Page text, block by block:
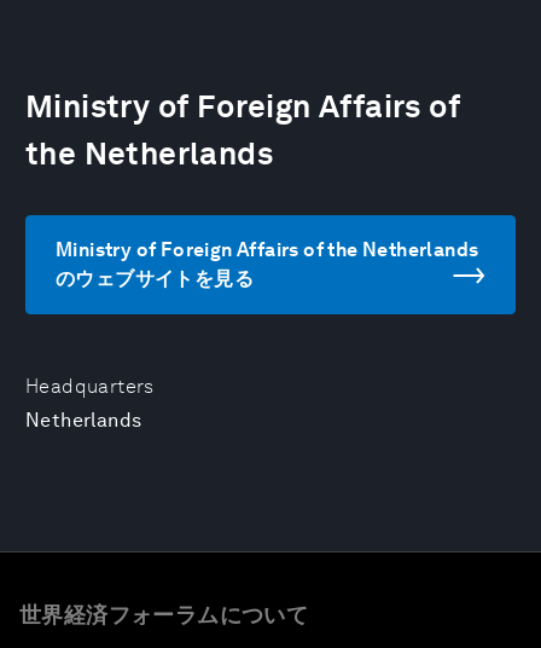
Headquarters
Netherlands
Ministry of Foreign Affairs of
the Netherlands
Ministry of Foreign Affairs of the Netherlands
のウェブサイトを見る
世界経済フォーラムについて